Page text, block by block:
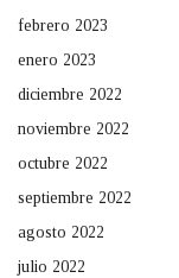
febrero 2023
enero 2023
diciembre 2022
noviembre 2022
octubre 2022
septiembre 2022
agosto 2022
julio 2022